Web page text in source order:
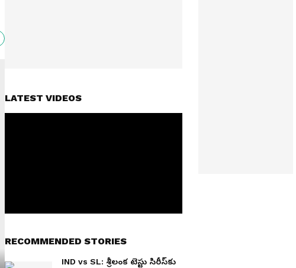
LATEST VIDEOS
RECOMMENDED STORIES
IND vs SL: శ్రీలంక టెస్టు సిరీస్‌కు